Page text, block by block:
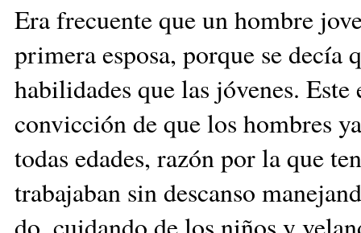
Era frecuente que un hom­bre
primera esposa, porque se
habilidades que las jóvenes.
convicción de que los hombres
todas edades, razón por la que
trabajaban sin descanso
do, cuidando de los niños y